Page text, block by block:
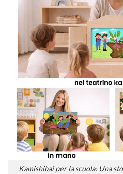
Kamishibai per la scuola: Una